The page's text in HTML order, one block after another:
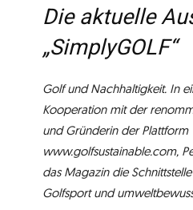
Die aktuelle
„SimplyGOLF“
Golf und Nachhaltigkeit. In
Kooperation mit der
und Gründerin der Plattform
www.golfsustainable.com,
das Magazin die
Golfsport und